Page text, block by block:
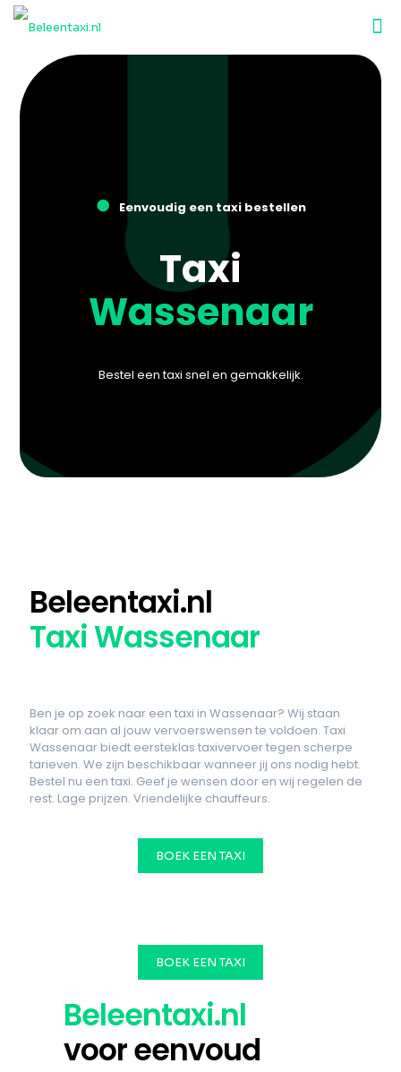
● Eenvoudig een taxi bestellen
Taxi
Wassenaar
Bestel een taxi snel en gemakkelijk.
Beleentaxi.nl
Taxi Wassenaar
Ben je op zoek naar een taxi in Wassenaar? Wij staan
klaar om aan al jouw vervoerswensen te voldoen. Taxi
Wassenaar biedt eersteklas taxivervoer tegen scherpe
tarieven. We zijn beschikbaar wanneer jij ons nodig hebt.
Bestel nu een taxi. Geef je wensen door en wij regelen de
rest. Lage prijzen. Vriendelijke chauffeurs.
BOEK EEN TAXI
BOEK EEN TAXI
Beleentaxi.nl
voor eenvoud